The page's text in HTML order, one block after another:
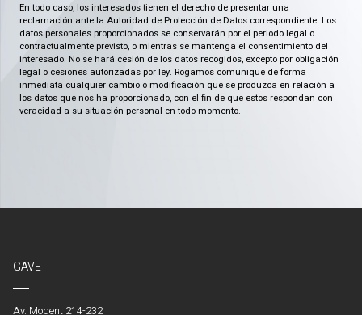
En todo caso, los interesados tienen el derecho de presentar una
reclamación ante la Autoridad de Protección de Datos correspondiente. Los
datos personales proporcionados se conservarán por el periodo legal o
contractualmente previsto, o mientras se mantenga el consentimiento del
interesado. No se hará cesión de los datos recogidos, excepto por obligación
legal o cesiones autorizadas por ley. Rogamos comunique de forma
inmediata cualquier cambio o modificación que se produzca en relación a
los datos que nos ha proporcionado, con el fin de que estos respondan con
veracidad a su situación personal en todo momento.
GAVE
Av. Mogent 214-232